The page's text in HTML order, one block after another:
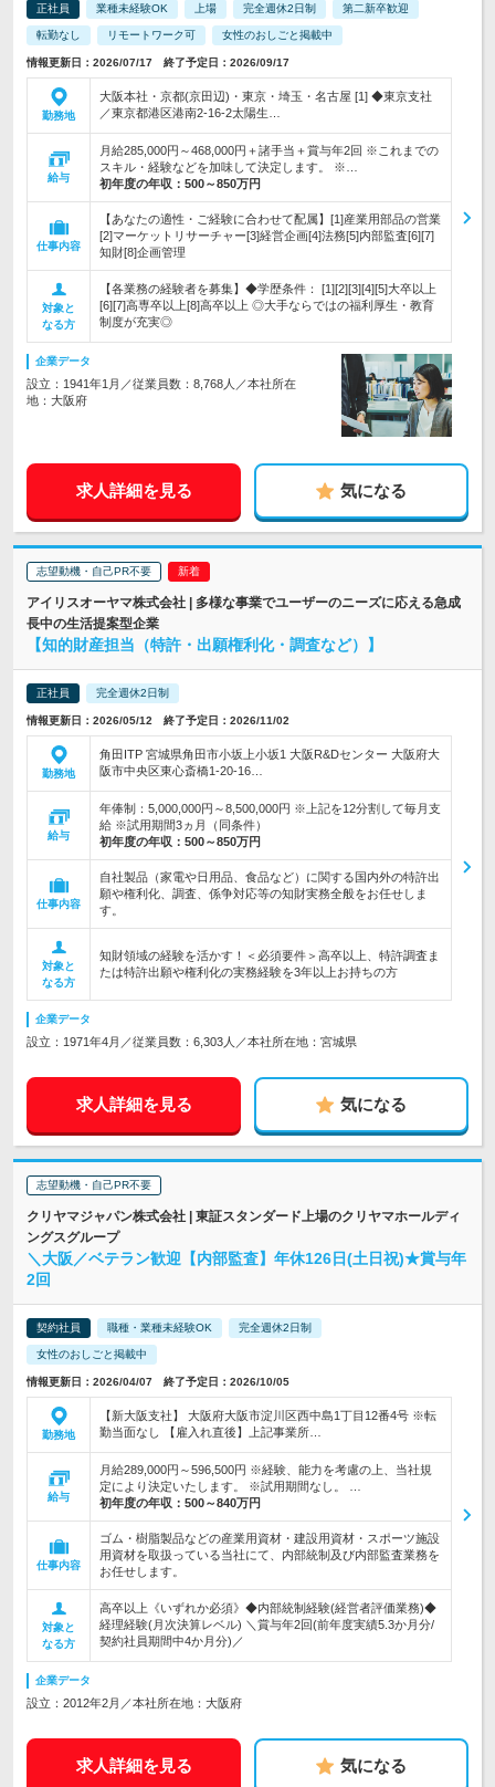
正社員 業種未経験OK 上場 完全週休2日制 第二新卒歓迎
転勤なし リモートワーク可 女性のおしごと掲載中
情報更新日：2026/07/17 終了予定日：2026/09/17
勤務地
大阪本社・京都(京田辺)・東京・埼玉・名古屋 [1] ◆東京支社
／東京都港区港南2-16-2太陽生…
給与
月給285,000円～468,000円＋諸手当＋賞与年2回 ※これまでの
スキル・経験などを加味して決定します。 ※…
初年度の年収： 500～850万円
仕事内容
【あなたの適性・ご経験に合わせて配属】[1]産業用部品の営業
[2]マーケットリサーチャー[3]経営企画[4]法務[5]内部監査[6][7]
知財[8]企画管理
対象と
なる方
【各業務の経験者を募集】◆学歴条件： [1][2][3][4][5]大卒以上
[6][7]高専卒以上[8]高卒以上 ◎大手ならではの福利厚生・教育
制度が充実◎
企業データ
設立：1941年1月／従業員数：8,768人／本社所在
地：大阪府
求人詳細を見る 気になる
志望動機・自己PR不要
アイリスオーヤマ株式会社 | 多様な事業でユーザーのニーズに応える急成
長中の生活提案型企業
【知的財産担当（特許・出願権利化・調査など）】
正社員 完全週休2日制
情報更新日：2026/05/12 終了予定日：2026/11/02
勤務地
角田ITP 宮城県角田市小坂上小坂1 大阪R&Dセンター 大阪府大
阪市中央区東心斎橋1-20-16…
給与
年俸制：5,000,000円～8,500,000円 ※上記を12分割して毎月支
給 ※試用期間3ヵ月（同条件）
初年度の年収： 500～850万円
仕事内容
自社製品（家電や日用品、食品など）に関する国内外の特許出
願や権利化、調査、係争対応等の知財実務全般をお任せしま
す。
対象と
なる方
知財領域の経験を活かす！＜必須要件＞高卒以上、特許調査ま
たは特許出願や権利化の実務経験を3年以上お持ちの方
企業データ
設立：1971年4月／従業員数：6,303人／本社所在地：宮城県
求人詳細を見る 気になる
志望動機・自己PR不要
クリヤマジャパン株式会社 | 東証スタンダード上場のクリヤマホールディ
ングスグループ
＼大阪／ベテラン歓迎【内部監査】年休126日(土日祝)★賞与年
2回
契約社員 職種・業種未経験OK 完全週休2日制
女性のおしごと掲載中
情報更新日：2026/04/07 終了予定日：2026/10/05
勤務地
【新大阪支社】 大阪府大阪市淀川区西中島1丁目12番4号 ※転
勤当面なし 【雇入れ直後】上記事業所…
給与
月給289,000円～596,500円 ※経験、能力を考慮の上、当社規
定により決定いたします。 ※試用期間なし。 …
初年度の年収： 500～840万円
仕事内容
ゴム・樹脂製品などの産業用資材・建設用資材・スポーツ施設
用資材を取扱っている当社にて、内部統制及び内部監査業務を
お任せします。
対象と
なる方
高卒以上《いずれか必須》◆内部統制経験(経営者評価業務)◆
経理経験(月次決算レベル) ＼賞与年2回(前年度実績5.3か月分/
契約社員期間中4か月分)／
企業データ
設立：2012年2月／本社所在地：大阪府
求人詳細を見る 気になる